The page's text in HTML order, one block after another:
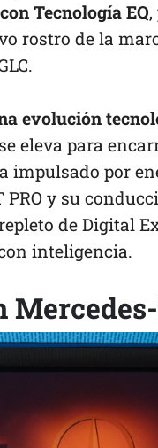
Tecnología EQ
rostro de la
evolución
eleva para
impulsado por
PRO y su
de Digital
inteligencia.